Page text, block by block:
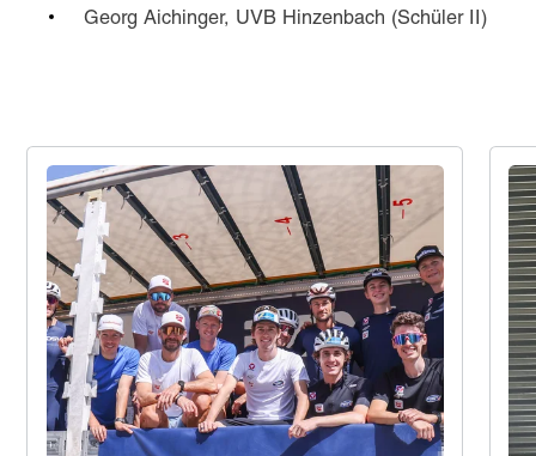
Georg Aichinger, UVB Hinzenbach (Schüler II)